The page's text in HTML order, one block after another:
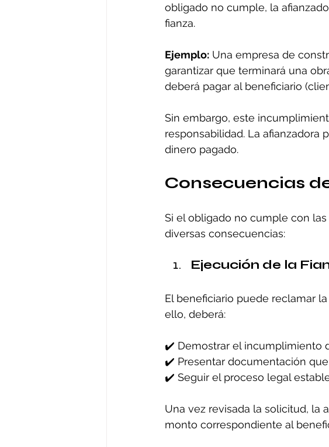
obligado no cumple, la
fianza.
Ejemplo: Una empresa de
garantizar que terminará una
deberá pagar al beneficiario
Sin embargo, este
responsabilidad. La afianzadora
dinero pagado.
Consecuencias
Si el obligado no cumple con
diversas consecuencias:
Ejecución de la
El beneficiario puede reclamar
ello, deberá:
✔️ Demostrar el incumplimiento
✔️ Presentar documentación
✔️ Seguir el proceso legal
Una vez revisada la solicitud, la
monto correspondiente al